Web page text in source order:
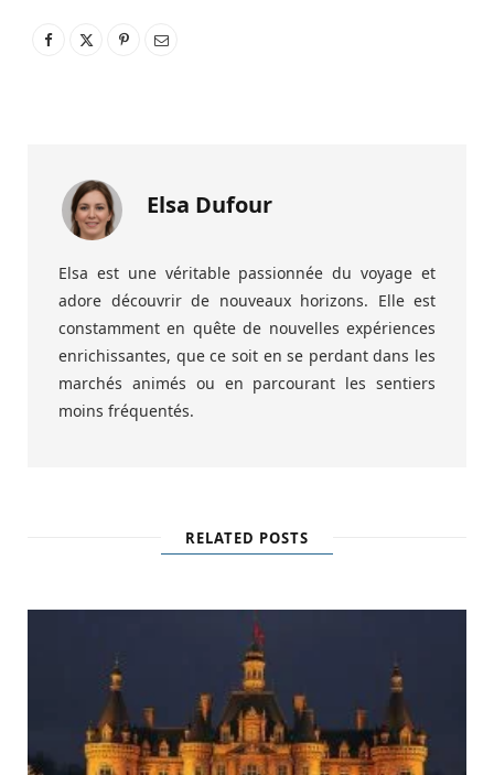
Elsa Dufour
Elsa est une véritable passionnée du voyage et
adore découvrir de nouveaux horizons. Elle est
constamment en quête de nouvelles expériences
enrichissantes, que ce soit en se perdant dans les
marchés animés ou en parcourant les sentiers
moins fréquentés.
RELATED POSTS